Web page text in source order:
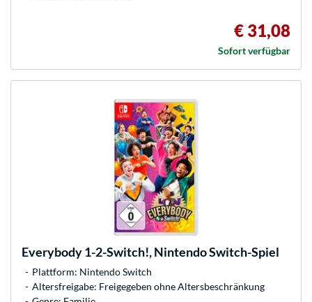
€ 31,08
Sofort verfügbar
Everybody 1-2-Switch!, Nintendo Switch-Spiel
Plattform: Nintendo Switch
Altersfreigabe: Freigegeben ohne Altersbeschränkung